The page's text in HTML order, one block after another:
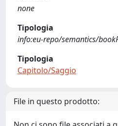
none
Tipologia
info:eu-repo/semantics/
Tipologia
Capitolo/Saggio
File in questo prodotto: